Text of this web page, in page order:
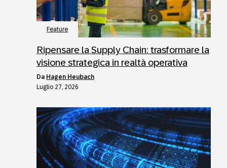
Feature
Ripensare la Supply Chain: trasformare la
visione strategica in realtà operativa
da Hagen Heubach
Luglio 27, 2026